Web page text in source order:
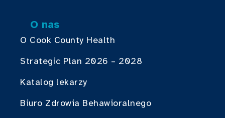
O nas
O Cook County Health
Strategic Plan 2026 – 2028
Katalog lekarzy
Biuro Zdrowia Behawioralnego